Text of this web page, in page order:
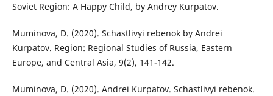
Soviet Region: A Happy Child, by Andrey Kurpatov.
Muminova, D. (2020). Schastlivyi rebenok by Andrei
Kurpatov. Region: Regional Studies of Russia, Eastern
Europe, and Central Asia, 9(2), 141-142.
Muminova, D. (2020). Andrei Kurpatov. Schastlivyi rebenok.